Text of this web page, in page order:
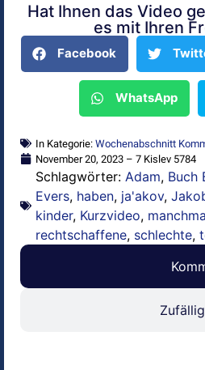
Alternative:
Hat Ihnen das Video
es mit Ihren
Facebook
WhatsApp
In Kategorie: Wochenabschnitt
November 20, 2023 – 7 Kislev 5784
Schlagwörter: Adam, Buch
Evers, haben, ja'akov,
kinder, Kurzvideo,
rechtschaffene, schlechte,